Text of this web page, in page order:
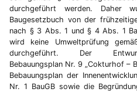
durchgeführt werden. Daher
Baugesetzbuch von der
nach § 3 Abs. 1 und § 4 Abs. 1
wird keine Umweltprüfung
durchgeführt. Der
Bebauungsplan Nr. 9 „Cokturhof –
Bebauungsplan der
Nr. 1 BauGB sowie die